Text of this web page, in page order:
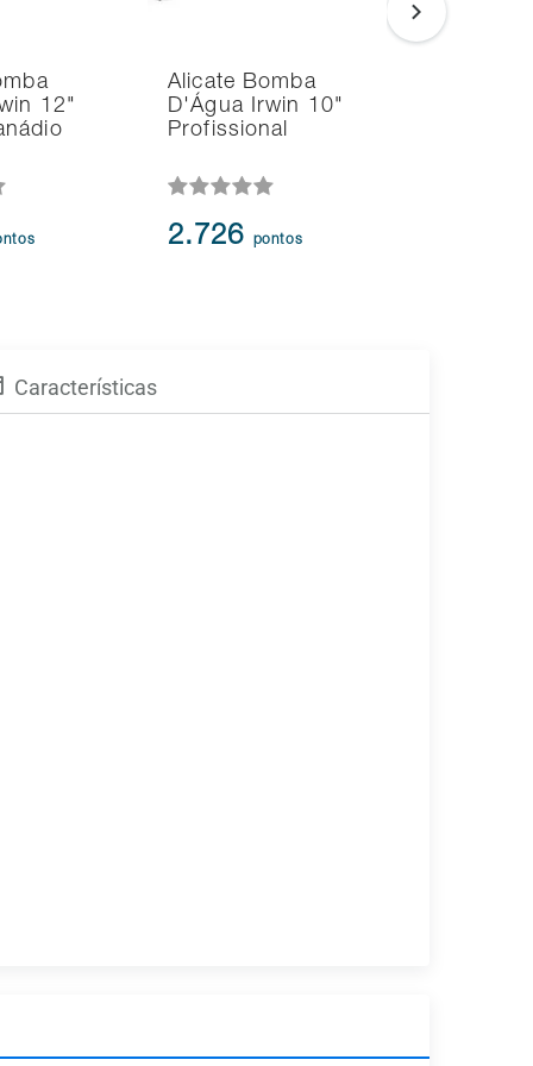
12"
Alicate Bomba
D'Água Irwin 10"
Profissional
2.726 pontos
Características